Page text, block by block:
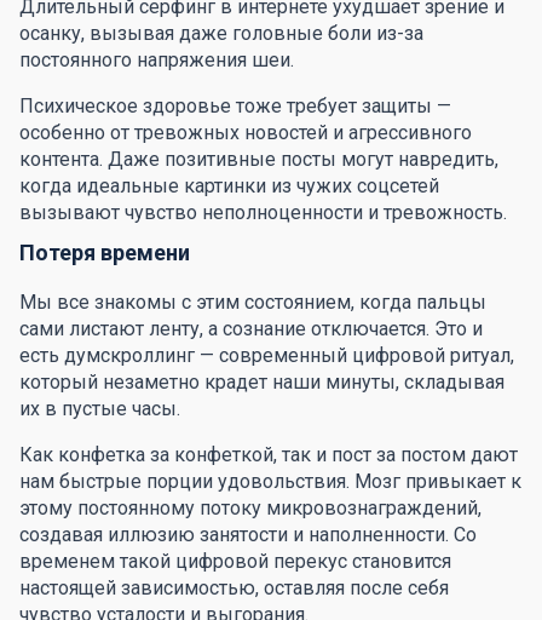
Длительный серфинг в интернете ухудшает зрение и
осанку, вызывая даже головные боли из-за
постоянного напряжения шеи.
Психическое здоровье тоже требует защиты —
особенно от тревожных новостей и агрессивного
контента. Даже позитивные посты могут навредить,
когда идеальные картинки из чужих соцсетей
вызывают чувство неполноценности и тревожность.
Потеря времени
Мы все знакомы с этим состоянием, когда пальцы
сами листают ленту, а сознание отключается. Это и
есть думскроллинг — современный цифровой ритуал,
который незаметно крадет наши минуты, складывая
их в пустые часы.
Как конфетка за конфеткой, так и пост за постом дают
нам быстрые порции удовольствия. Мозг привыкает к
этому постоянному потоку микровознаграждений,
создавая иллюзию занятости и наполненности. Со
временем такой цифровой перекус становится
настоящей зависимостью, оставляя после себя
чувство усталости и выгорания.